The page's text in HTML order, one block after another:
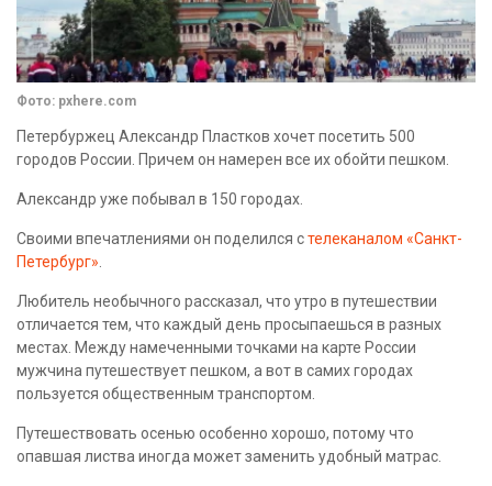
Фото: pxhere.com
Петербуржец Александр Пластков хочет посетить 500
городов России. Причем он намерен все их обойти пешком.
Александр уже побывал в 150 городах.
Своими впечатлениями он поделился стелеканалом «Санкт-
Петербург»
Любитель необычного рассказал, что утро в путешествии
отличается тем, что каждый день просыпаешься в разных
местах. Между намеченными точками на карте России
мужчина путешествует пешком, а вот в самих городах
пользуется общественным транспортом.
Путешествовать осенью особенно хорошо, потому что
опавшая листва иногда может заменить удобный матрас.